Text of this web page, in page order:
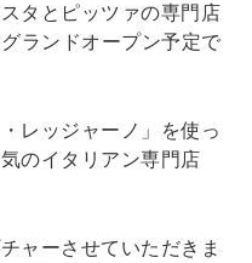
タとピッツァの専門店
ランドオープン予定で
レッジャーノ」を使っ
のイタリアン専門店
ャーさせていただきま